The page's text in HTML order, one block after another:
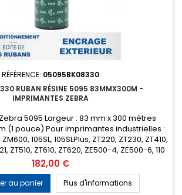
RÉFÉRENCE: 05095BK08330
RUBAN RÉSINE 5095 83MMX300M -
IMPRIMANTES ZEBRA
5095 Largeur : 83 mm x 300 mètres
(1 pouce) Pour imprimantes industrielles :
105SL, 105SLPlus, ZT220, ZT230, ZT410,
ZT510, ZT610, ZT620, ZE500-4, ZE500-6, 110
140Xi4, 170Xi4, 220Xi4 etc... Encrage :
: Boîte de 6 rubans (Prix...
Prix
182,00 €
au panier Plus d'informations